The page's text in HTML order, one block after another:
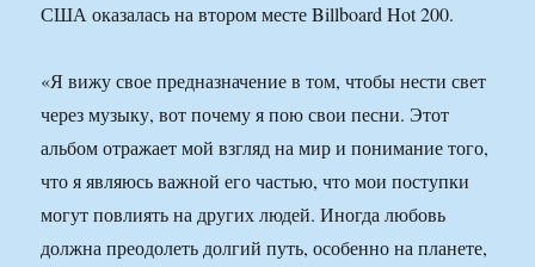
США оказалась на втором месте Billboard Hot 200.
«Я вижу свое предназначение в том, чтобы нести свет
через музыку, вот почему я пою свои песни. Этот
альбом отражает мой взгляд на мир и понимание того,
что я являюсь важной его частью, что мои поступки
могут повлиять на других людей. Иногда любовь
должна преодолеть долгий путь, особенно на планете,